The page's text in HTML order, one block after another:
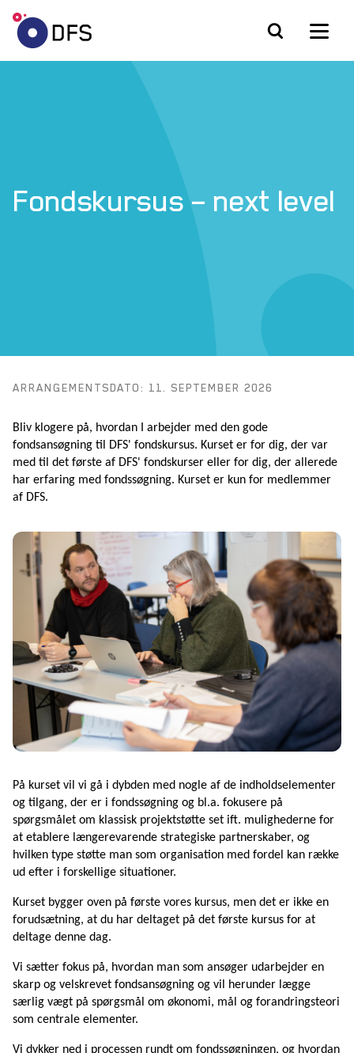
Fondskursus – next level
ARRANGEMENTSDATO: 11. SEPTEMBER 2026
Bliv klogere på, hvordan I arbejder med den gode
fondsansøgning til DFS' fondskursus. Kurset er for dig, der var
med til det første af DFS' fondskurser eller for dig, der allerede
har erfaring med fondssøgning. Kurset er kun for medlemmer
af DFS.
På kurset vil vi gå i dybden med nogle af de indholdselementer
og tilgang, der er i fondssøgning og bl.a. fokusere på
spørgsmålet om klassisk projektstøtte set ift. mulighederne for
at etablere længerevarende strategiske partnerskaber, og
hvilken type støtte man som organisation med fordel kan række
ud efter i forskellige situationer.
Kurset bygger oven på første vores kursus, men det er ikke en
forudsætning, at du har deltaget på det første kursus for at
deltage denne dag.
Vi sætter fokus på, hvordan man som ansøger udarbejder en
skarp og velskrevet fondsansøgning og vil herunder lægge
særlig vægt på spørgsmål om økonomi, mål og forandringsteori
som centrale elementer.
Vi dykker ned i processen rundt om fondssøgningen, og hvordan